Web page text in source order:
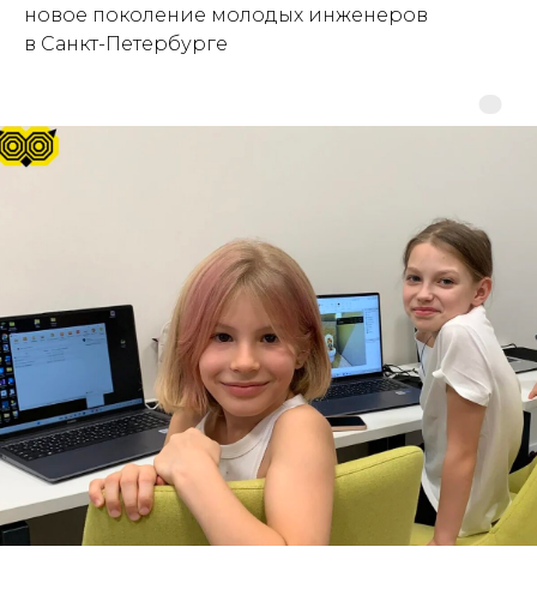
новое поколение молодых инженеров
в Санкт-Петербурге